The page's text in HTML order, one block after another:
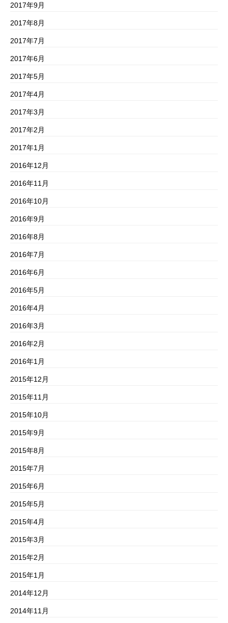
2017年9月
2017年8月
2017年7月
2017年6月
2017年5月
2017年4月
2017年3月
2017年2月
2017年1月
2016年12月
2016年11月
2016年10月
2016年9月
2016年8月
2016年7月
2016年6月
2016年5月
2016年4月
2016年3月
2016年2月
2016年1月
2015年12月
2015年11月
2015年10月
2015年9月
2015年8月
2015年7月
2015年6月
2015年5月
2015年4月
2015年3月
2015年2月
2015年1月
2014年12月
2014年11月